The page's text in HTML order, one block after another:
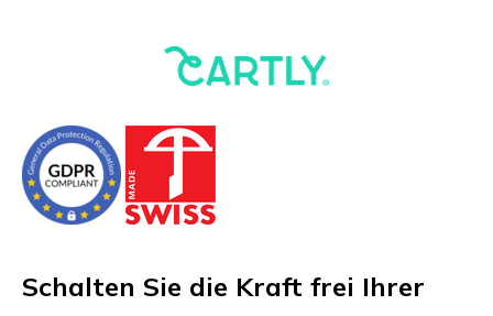
Schalten Sie die Kraft frei Ihrer